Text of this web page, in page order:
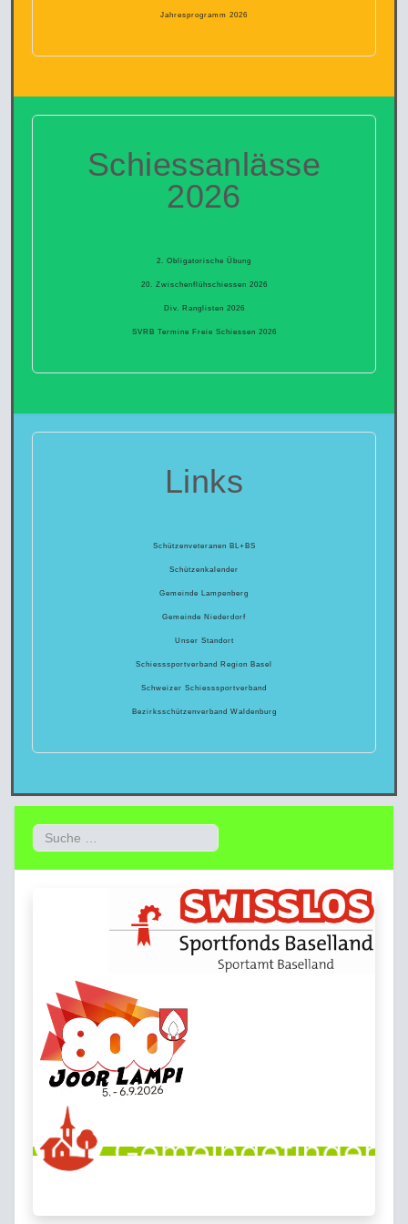
Jahresprogramm 2026
Schiessanlässe
2026
2. Obligatorische Übung
20. Zwischenflühschiessen 2026
Div. Ranglisten 2026
SVRB Termine Freie Schiessen 2026
Links
Schützenveteranen BL+BS
Schützenkalender
Gemeinde Lampenberg
Gemeinde Niederdorf
Unser Standort
Schiesssportverband Region Basel
Schweizer Schiesssportverband
Bezirksschützenverband Waldenburg
Suchen